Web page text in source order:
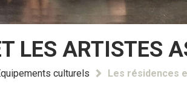
LES ARTISTES
culturels Les résidences